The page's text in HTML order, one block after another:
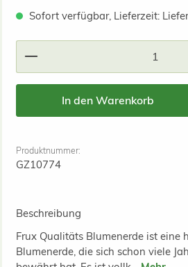
Sofort verfügbar, Lieferzeit:
Produkt Anzahl: Gib den
In den Warenkorb
Produktnummer:
GZ10774
Beschreibung
Frux Qualitäts Blumenerde ist eine
Blumenerde, die sich schon viele